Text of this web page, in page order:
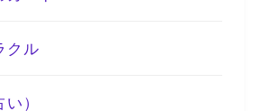
クル
）